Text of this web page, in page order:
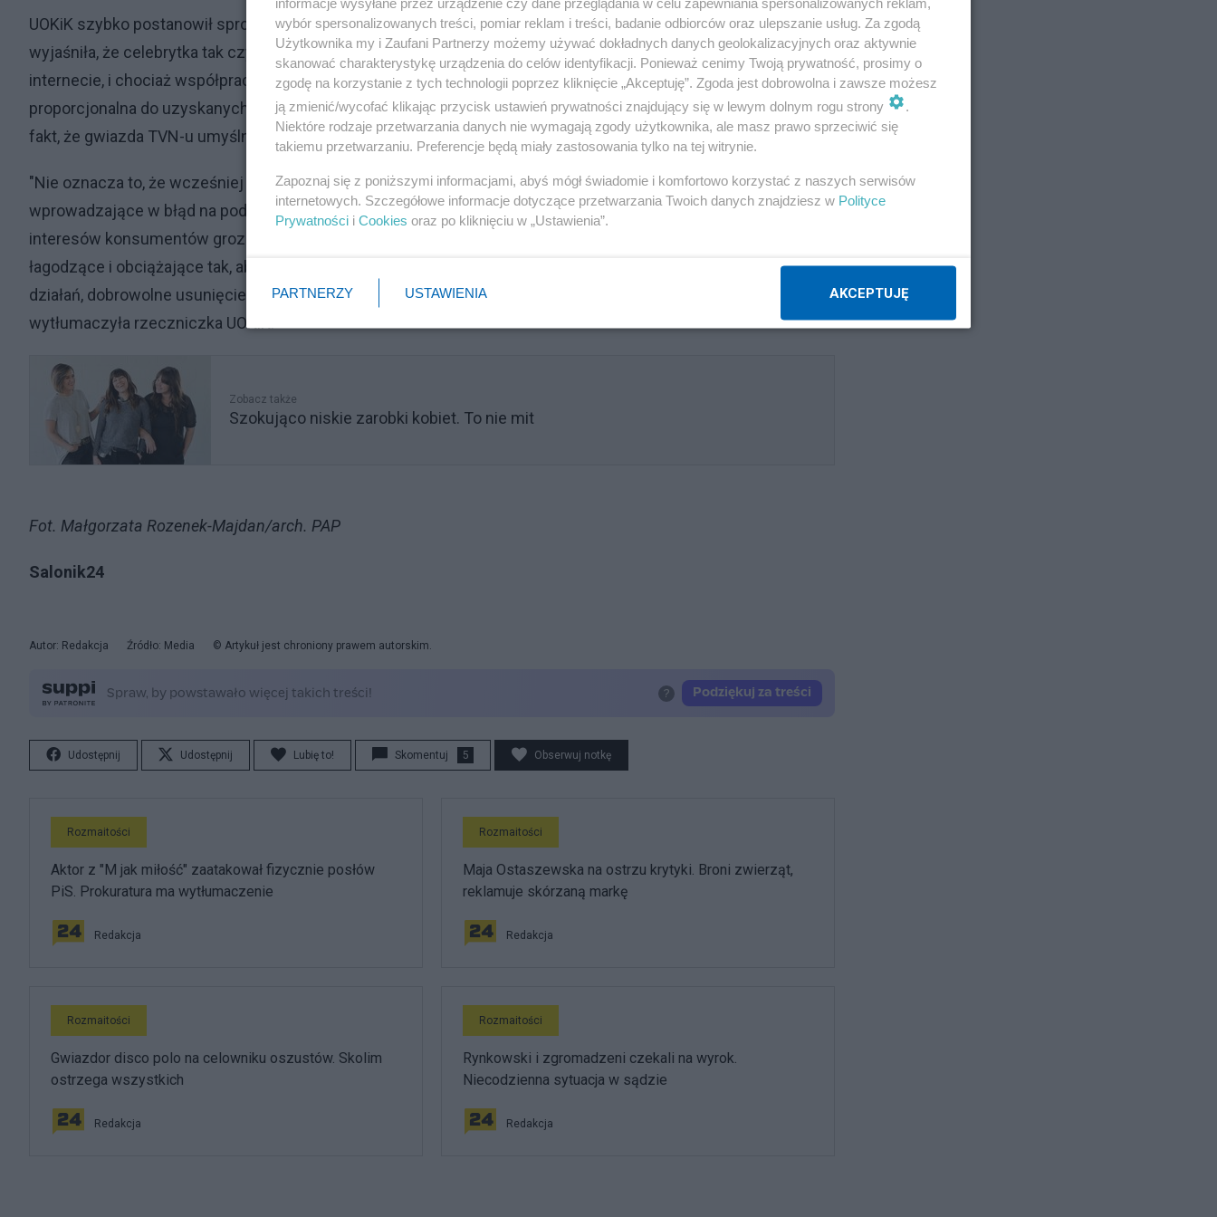
UOKiK szybko postanowił sprostować stanowisko Rozenek-Majdan. Rzeczniczka urzędu Małgorzata Cieloch
wyjaśniła, że celebrytka tak czy inaczej była zobowiązana do prawidłowego oznaczania treści reklamowych w
internecie, i chociaż współpraca w czasie postępowania jest okolicznością łagodzącą, nałożona na nią kara jest
proporcjonalna do uzyskanych przez nią za sprawą zamieszczonych reklam zysków. Wskazano również na
fakt, że gwiazda TVN-u umyślnie omijała prawo, co zdecydowanie obciąża ją w całej sprawie.
"Nie oznacza to, że wcześniej można było nie oznaczać przekazów reklamowych. Kwestionujemy praktyki
wprowadzające w błąd na podstawie przepisów obowiązujących od 2007 roku. Za naruszenie zbiorowych
interesów konsumentów grozi kara maksymalnie do 10 proc. obrotu. Na wysokość kar wpływają okoliczności
łagodzące i obciążające tak, aby ich wysokość była adekwatna do zasięgu, czasu i okoliczności (np. umyślność
działań, dobrowolne usunięcie skutków naruszenia, zaniechanie praktyki, współpraca z urzędem)" –
wytłumaczyła rzeczniczka UOKiK.
Zobacz także
Szokująco niskie zarobki kobiet. To nie mit
Fot. Małgorzata Rozenek-Majdan/arch. PAP
Salonik24
Autor: Redakcja Źródło: Media © Artykuł jest chroniony prawem autorskim.
Udostępnij Udostępnij Lubię to! Skomentuj 5 Obserwuj notkę
Rozmaitości
Aktor z "M jak miłość" zaatakował fizycznie posłów
PiS. Prokuratura ma wytłumaczenie
Redakcja
Rozmaitości
Maja Ostaszewska na ostrzu krytyki. Broni zwierząt,
reklamuje skórzaną markę
Redakcja
Rozmaitości
Gwiazdor disco polo na celowniku oszustów. Skolim
ostrzega wszystkich
Redakcja
Rozmaitości
Rynkowski i zgromadzeni czekali na wyrok.
Niecodzienna sytuacja w sądzie
Redakcja
wybór spersonalizowanych treści, pomiar reklam i treści, badanie odbiorców oraz ulepszanie usług. Za zgodą
Użytkownika my i Zaufani Partnerzy możemy używać dokładnych danych geolokalizacyjnych oraz aktywnie
skanować charakterystykę urządzenia do celów identyfikacji. Ponieważ cenimy Twoją prywatność, prosimy o
zgodę na korzystanie z tych technologii poprzez kliknięcie „Akceptuję”. Zgoda jest dobrowolna i zawsze możesz
ją zmienić/wycofać klikając przycisk ustawień prywatności znajdujący się w lewym dolnym rogu strony
.
Niektóre rodzaje przetwarzania danych nie wymagają zgody użytkownika, ale masz prawo sprzeciwić się
takiemu przetwarzaniu. Preferencje będą miały zastosowania tylko na tej witrynie.
Zapoznaj się z poniższymi informacjami, abyś mógł świadomie i komfortowo korzystać z naszych serwisów
internetowych. Szczegółowe informacje dotyczące przetwarzania Twoich danych znajdziesz w Polityce
Prywatności i Cookies oraz po kliknięciu w „Ustawienia”.
PARTNERZY USTAWIENIA AKCEPTUJĘ